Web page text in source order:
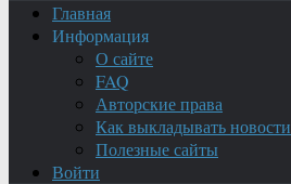
Главная
Информация
О сайте
FAQ
Авторские права
Как выкладывать новости
Полезные сайты
Войти